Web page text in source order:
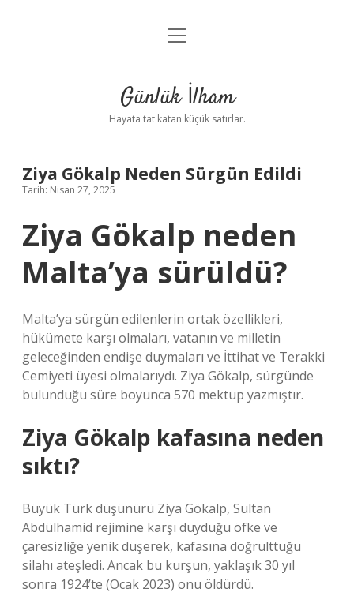
Anasayfa
Yasal Uyarı
menüyü
Günlük İlham
Hayata tat katan küçük satırlar.
Ziya Gökalp Neden Sürgün Edildi
Tarih: Nisan 27, 2025
Ziya Gökalp neden
Malta’ya sürüldü?
Malta’ya sürgün edilenlerin ortak özellikleri,
hükümete karşı olmaları, vatanın ve milletin
geleceğinden endişe duymaları ve İttihat ve Terakki
Cemiyeti üyesi olmalarıydı. Ziya Gökalp, sürgünde
bulunduğu süre boyunca 570 mektup yazmıştır.
Ziya Gökalp kafasına neden
sıktı?
Büyük Türk düşünürü Ziya Gökalp, Sultan
Abdülhamid rejimine karşı duyduğu öfke ve
çaresizliğe yenik düşerek, kafasına doğrulttuğu
silahı ateşledi. Ancak bu kurşun, yaklaşık 30 yıl
sonra 1924’te (Ocak 2023) onu öldürdü.